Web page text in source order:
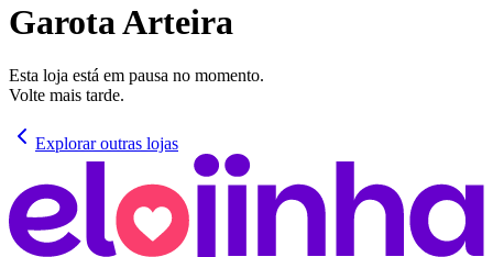
Garota Arteira
Esta loja está em pausa no momento.
Volte mais tarde.
Explorar outras lojas